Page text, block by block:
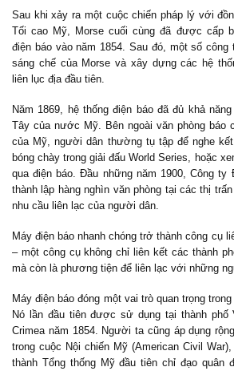
Sau khi xảy ra một cuộc chiến pháp lý với
Tối cao Mỹ, Morse cuối cùng đã được cấp
điện báo vào năm 1854. Sau đó, một số
sáng chế của Morse và xây dựng các hệ
liên lục địa đầu tiên.
Năm 1869, hệ thống điện báo đã đủ khả
Tây của nước Mỹ. Bên ngoài văn phòng báo
của Mỹ, người dân thường tụ tập để nghe
bóng chày trong giải đấu World Series, hoặc
qua điện báo. Đầu những năm 1900, Công ty
thành lập hàng nghìn văn phòng tại các thị
nhu cầu liên lạc của người dân.
Máy điện báo nhanh chóng trở thành công cụ
– một công cụ không chỉ liên kết các thành
mà còn là phương tiện để liên lạc với những
Máy điện báo đóng một vai trò quan trọng
Nó lần đầu tiên được sử dụng tại thành phố
Crimea năm 1854. Người ta cũng áp dụng
trong cuộc Nội chiến Mỹ (American Civil
thành Tổng thống Mỹ đầu tiên chỉ đạo quân